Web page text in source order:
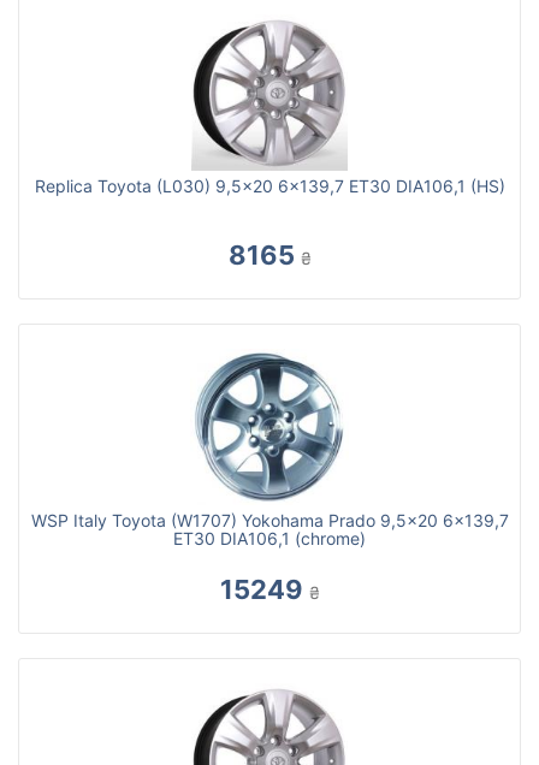
Replica Toyota (L030) 9,5x20 6x139,7 ET30 DIA106,1 (HS)
8165 ₴
WSP Italy Toyota (W1707) Yokohama Prado 9,5x20 6x139,7
ET30 DIA106,1 (chrome)
15249 ₴